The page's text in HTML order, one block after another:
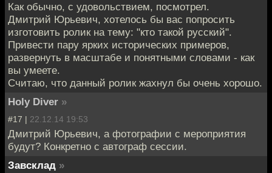
Как обычно, с удовольствием, посмотрел.
Дмитрий Юрьевич, хотелось бы вас попросить
изготовить ролик на тему: "кто такой русский".
Привести пару ярких исторических примеров,
развернуть в масштабе и понятными словами - как
вы умеете.
Считаю, что данный ролик жахнул бы очень хорошо.
Holy Diver »
#17 | 22.12.14 19:53
Дмитрий Юрьевич, а фотографии с мероприятия
будут? Конкретно с автограф сессии.
Завсклад »